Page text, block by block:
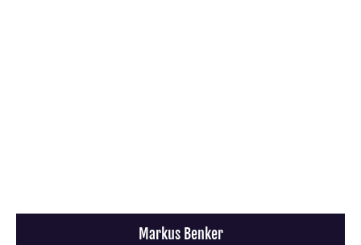
Markus Benker